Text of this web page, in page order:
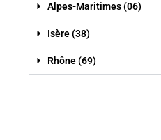
Alpes-Maritimes (06)
Isère (38)
Rhône (69)